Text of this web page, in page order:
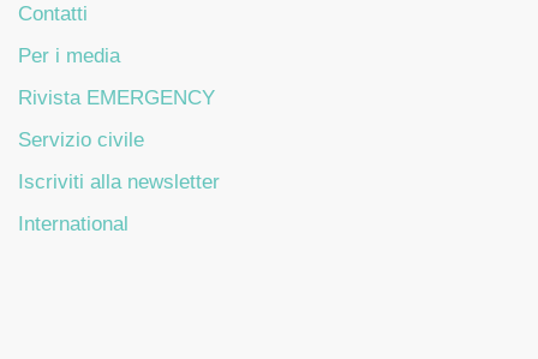
Contatti
Per i media
Rivista EMERGENCY
Servizio civile
Iscriviti alla newsletter
International